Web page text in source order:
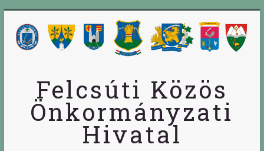
Felcsúti Közös
Önkormányzati
Hivatal